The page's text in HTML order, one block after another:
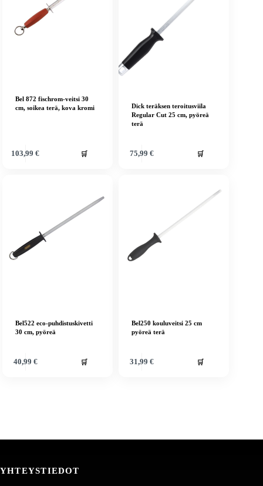
Bel 872 fischrom-veitsi 30
cm, soikea terä, kova kromi
103,99€ 🛒
Dick teräksen teroitusviila
Regular Cut 25 cm, pyöreä
terä
75,99 € 🛒
Bel522 eco-puhdistuskivetti
30 cm, pyöreä
40,99 € 🛒
Bel250 kouluveitsi 25 cm
pyöreä terä
31,99 € 🛒
YHTEYSTIEDOT